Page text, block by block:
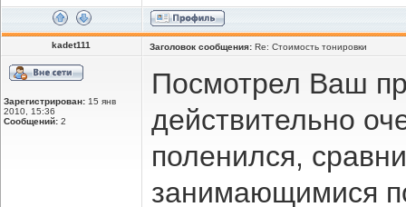
kadet111 Заголовок сообщения: Re: Стоимость тонировки
Зарегистрирован: 15 янв
2010, 15:36
Сообщений: 2
Посмотрел Ваш
действительно
поленился,
занимающимися